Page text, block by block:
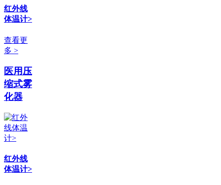
红外线
体温计>
查看更
多 >
医用压
缩式雾
化器
红外线
体温计>